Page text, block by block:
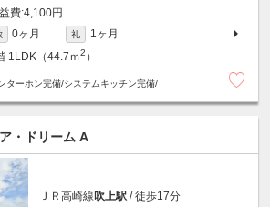
4,100円
0ヶ月 礼
1ヶ月
1LDK（44.7ｍ2 ）
ターホン完備/システムキッチン完備/
・ドリーム A
ＪＲ高崎線 吹上駅 / 徒歩17分